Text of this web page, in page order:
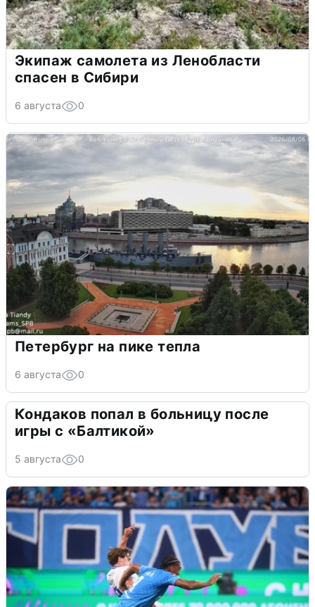
Экипаж самолета из Ленобласти
спасен в Сибири
6 августа 0
Петербург на пике тепла
6 августа 0
Кондаков попал в больницу после
игры с «Балтикой»
5 августа 0